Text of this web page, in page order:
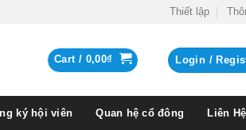
Thiết lập
Cart / 0,00₫ Login /
ký hội viên Quan hệ cổ đông Liên Hệ